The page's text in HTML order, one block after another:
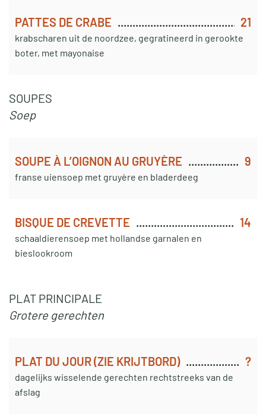
PATTES DE CRABE 21
krabscharen uit de noordzee, gegratineerd in gerookte
boter, met mayonaise
SOUPES
Soep
SOUPE À L’OIGNON AU GRUYÈRE 9
franse uiensoep met gruyère en bladerdeeg
BISQUE DE CREVETTE 14
schaaldierensoep met hollandse garnalen en
bieslookroom
PLAT PRINCIPALE
Grotere gerechten
PLAT DU JOUR (ZIE KRIJTBORD) ?
dagelijks wisselende gerechten rechtstreeks van de
afslag